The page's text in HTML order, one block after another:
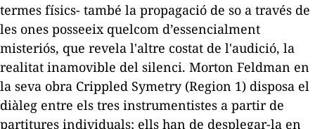
termes físics- també la propagació de so a través de
les ones posseeix quelcom d’essencialment
misteriós, que revela l'altre costat de l'audició, la
realitat inamovible del silenci. Morton Feldman en
la seva obra Crippled Symetry (Region 1) disposa el
diàleg entre els tres instrumentistes a partir de
partitures individuals; ells han de desplegar-la en